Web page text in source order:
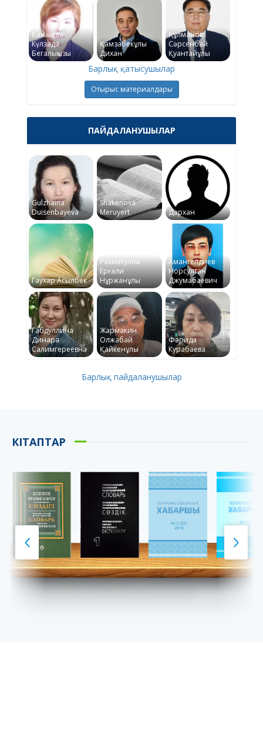
Бажықова
Күлзада
Бегалықызы
Қамзабекұлы
Дихан
Құлманов
Сәрсенбай
Қуантайұлы
Барлық қатысушылар
Отырыс материалдары
ПАЙДАЛАНУШЫЛАР
Gulzhaina
Duisenbayeva
Shakenova
Meruyert
Дархан
Гаухар Асылбек
Рахматулла
Ерғали
Нұржанұлы
Амангелдиев
Норсултан
Джумабаевич
Габдуллина
Динара
Салимгереевна
Жармакин
Олжабай
Қайкенұлы
Фарида
Курабаева
Барлық пайдаланушылар
КІТАПТАР